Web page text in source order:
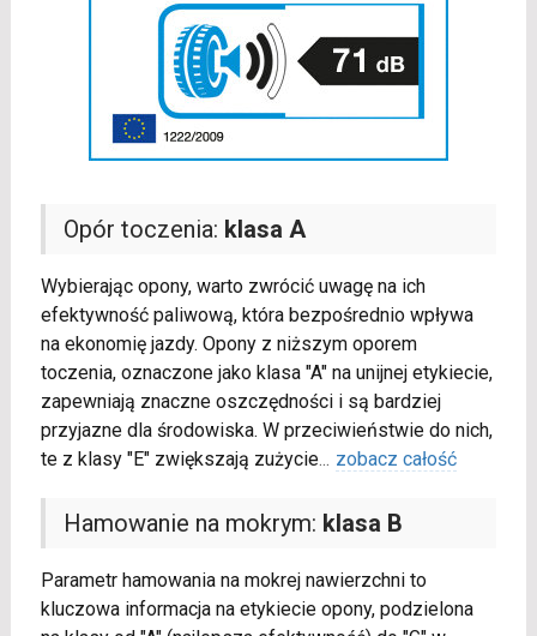
Opór toczenia: klasa A
Wybierając opony, warto zwrócić uwagę na ich
efektywność paliwową, która bezpośrednio wpływa
na ekonomię jazdy. Opony z niższym oporem
toczenia, oznaczone jako klasa "A" na unijnej etykiecie,
zapewniają znaczne oszczędności i są bardziej
przyjazne dla środowiska. W przeciwieństwie do nich,
te z klasy "E" zwiększają zużycie... zobacz całość
Hamowanie na mokrym: klasa B
Parametr hamowania na mokrej nawierzchni to
kluczowa informacja na etykiecie opony, podzielona